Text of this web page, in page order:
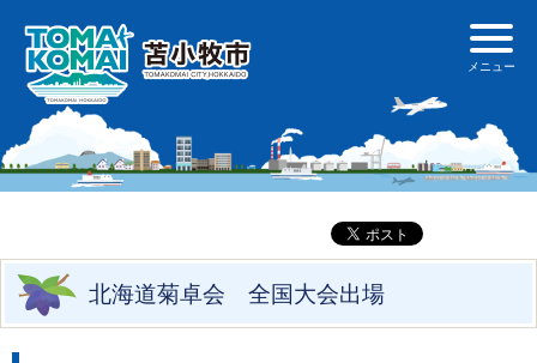
北海道菊卓会 全国大会出場